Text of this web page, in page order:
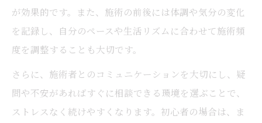
が効果的です。また、施術の前後には体調や気分の変化
を記録し、自分のペースや生活リズムに合わせて施術頻
度を調整することも大切です。
さらに、施術者とのコミュニケーションを大切にし、疑
問や不安があればすぐに相談できる環境を選ぶことで、
ストレスなく続けやすくなります。初心者の場合は、ま